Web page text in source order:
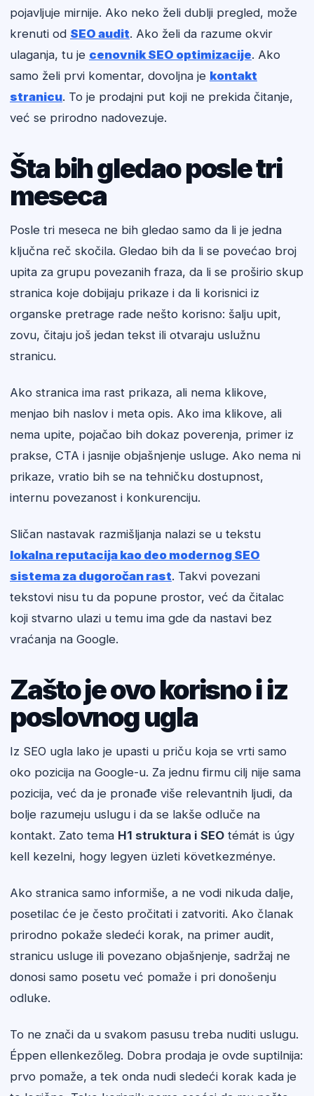
pojavljuje mirnije. Ako neko želi dublji pregled, može
krenuti od SEO audit. Ako želi da razume okvir
ulaganja, tu je cenovnik SEO optimizacije. Ako
samo želi prvi komentar, dovoljna je kontakt
stranicu. To je prodajni put koji ne prekida čitanje,
već se prirodno nadovezuje.
Šta bih gledao posle tri
meseca
Posle tri meseca ne bih gledao samo da li je jedna
ključna reč skočila. Gledao bih da li se povećao broj
upita za grupu povezanih fraza, da li se proširio skup
stranica koje dobijaju prikaze i da li korisnici iz
organske pretrage rade nešto korisno: šalju upit,
zovu, čitaju još jedan tekst ili otvaraju uslužnu
stranicu.
Ako stranica ima rast prikaza, ali nema klikove,
menjao bih naslov i meta opis. Ako ima klikove, ali
nema upite, pojačao bih dokaz poverenja, primer iz
prakse, CTA i jasnije objašnjenje usluge. Ako nema ni
prikaze, vratio bih se na tehničku dostupnost,
internu povezanost i konkurenciju.
Sličan nastavak razmišljanja nalazi se u tekstu
lokalna reputacija kao deo modernog SEO
sistema za dugoročan rast. Takvi povezani
tekstovi nisu tu da popune prostor, već da čitalac
koji stvarno ulazi u temu ima gde da nastavi bez
vraćanja na Google.
Zašto je ovo korisno i iz
poslovnog ugla
Iz SEO ugla lako je upasti u priču koja se vrti samo
oko pozicija na Google-u. Za jednu firmu cilj nije sama
pozicija, već da je pronađe više relevantnih ljudi, da
bolje razumeju uslugu i da se lakše odluče na
kontakt. Zato tema H1 struktura i SEO témát is úgy
kell kezelni, hogy legyen üzleti következménye.
Ako stranica samo informiše, a ne vodi nikuda dalje,
posetilac će je često pročitati i zatvoriti. Ako članak
prirodno pokaže sledeći korak, na primer audit,
stranicu usluge ili povezano objašnjenje, sadržaj ne
donosi samo posetu već pomaže i pri donošenju
odluke.
To ne znači da u svakom pasusu treba nuditi uslugu.
Éppen ellenkezőleg. Dobra prodaja je ovde suptilnija:
prvo pomaže, a tek onda nudi sledeći korak kada je